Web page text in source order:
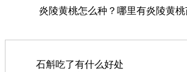
炎陵黄桃怎么种？哪里有炎陵黄
石斛吃了有什么好处